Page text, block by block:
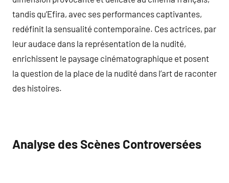
tandis qu’Efira, avec ses performances captivantes,
redéfinit la sensualité contemporaine. Ces actrices, par
leur audace dans la représentation de la nudité,
enrichissent le paysage cinématographique et posent
la question de la place de la nudité dans l’art de raconter
des histoires.
Analyse des Scènes Controversées